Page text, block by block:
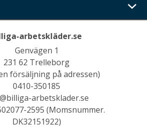
arbetskläder.se
Genvägen 1
231 62 Trelleborg
försäljning på adressen)
0410-350185
arbetsklader.se
2595 (Momsnummer.
DK32151922)